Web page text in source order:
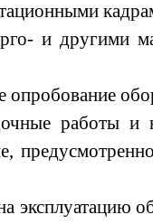
и другими
опробование
работы и
эксплуатацию